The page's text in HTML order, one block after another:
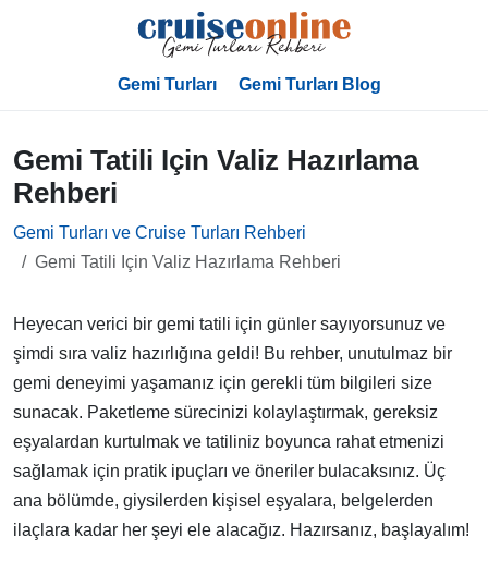
Gemi Turları Gemi Turları Blog
Gemi Tatili Için Valiz Hazırlama
Rehberi
Gemi Turları ve Cruise Turları Rehberi
Gemi Tatili Için Valiz Hazırlama Rehberi
Heyecan verici bir gemi tatili için günler sayıyorsunuz ve
şimdi sıra valiz hazırlığına geldi! Bu rehber, unutulmaz bir
gemi deneyimi yaşamanız için gerekli tüm bilgileri size
sunacak. Paketleme sürecinizi kolaylaştırmak, gereksiz
eşyalardan kurtulmak ve tatiliniz boyunca rahat etmenizi
sağlamak için pratik ipuçları ve öneriler bulacaksınız. Üç
ana bölümde, giysilerden kişisel eşyalara, belgelerden
ilaçlara kadar her şeyi ele alacağız. Hazırsanız, başlayalım!